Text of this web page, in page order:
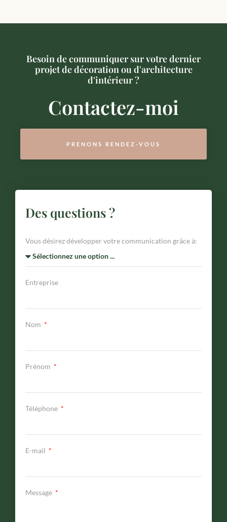
Des questions ?
Vous désirez développer votre communication grâce à:
Entreprise
Nom
Prénom
Téléphone
E-mail
Message
Besoin de communiquer sur votre dernier
projet de décoration ou d'architecture
d'intérieur ?
Contactez-moi
PRENONS RENDEZ-VOUS